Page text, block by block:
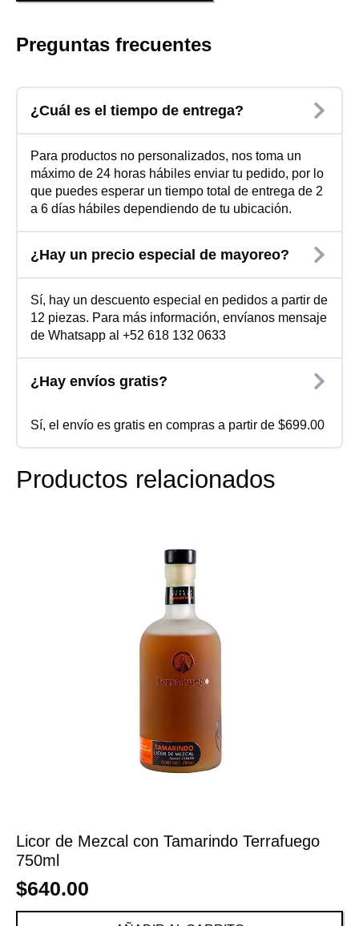
Preguntas frecuentes
¿Cuál es el tiempo de entrega?
Para productos no personalizados, nos toma un
máximo de 24 horas hábiles enviar tu pedido, por lo
que puedes esperar un tiempo total de entrega de 2
a 6 días hábiles dependiendo de tu ubicación.
¿Hay un precio especial de mayoreo?
Sí, hay un descuento especial en pedidos a partir de
12 piezas. Para más información, envíanos mensaje
de Whatsapp al +52 618 132 0633
¿Hay envíos gratis?
Sí, el envío es gratis en compras a partir de $699.00
Productos relacionados
Licor de Mezcal con Tamarindo Terrafuego
750ml
$640.00